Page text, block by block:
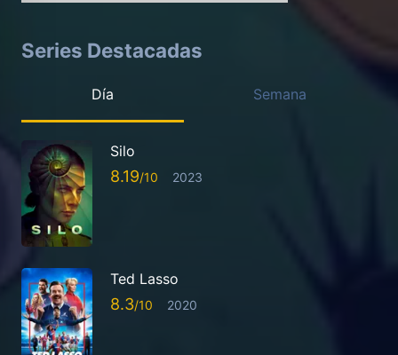
Series Destacadas
Día Semana
Silo
8.19 2023
Ted Lasso
8.3 2020